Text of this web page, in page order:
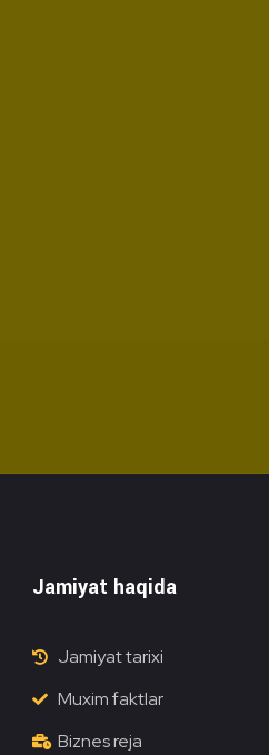
Jamiyat haqida
Jamiyat tarixi
Muxim faktlar
Biznes reja